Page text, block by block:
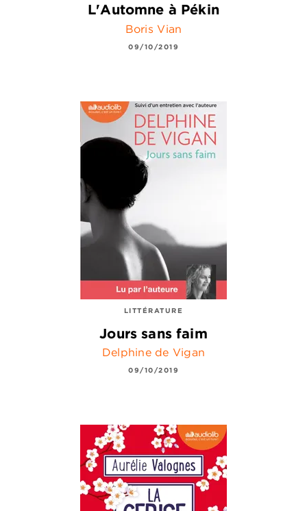
L'Automne à Pékin
Boris Vian
09/10/2019
LITTÉRATURE
Jours sans faim
Delphine de Vigan
09/10/2019